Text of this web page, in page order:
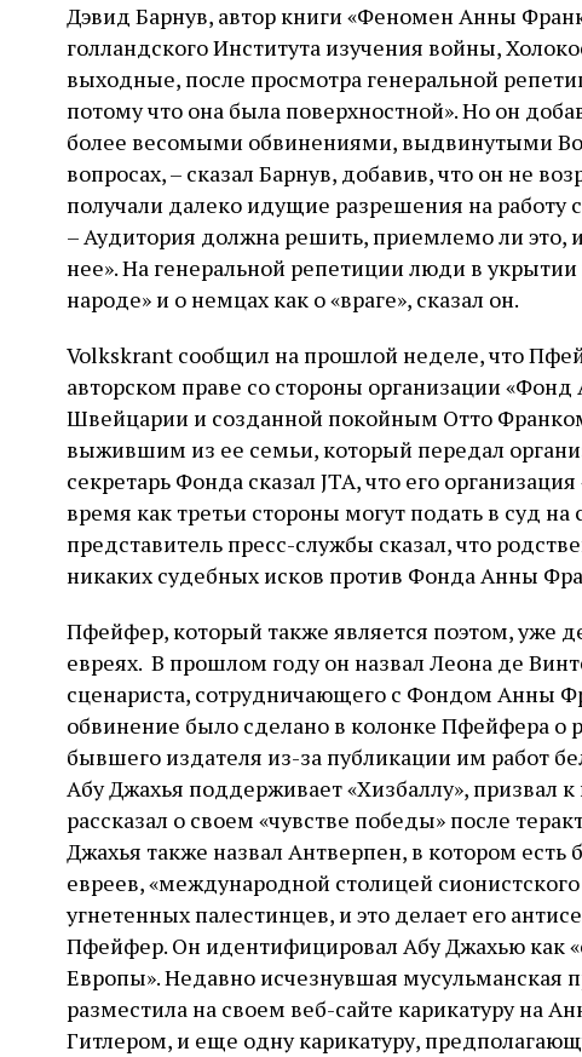
Дэвид Барнув, автор книги «Феномен Анны
голландского Института изучения войны,
выходные, после просмотра генеральной
потому что она была поверхностной». Но он
более весомыми обвинениями, выдвинутыми
вопросах, – сказал Барнув, добавив, что он не
получали далеко идущие разрешения на
– Аудитория должна решить, приемлемо ли это,
нее». На генеральной репетиции люди в
народе» и о немцах как о «враге», сказал он.
Volkskrant сообщил на прошлой неделе, что
авторском праве со стороны организации
Швейцарии и созданной покойным Отто
выжившим из ее семьи, который передал
секретарь Фонда сказал JTA, что его
время как третьи стороны могут подать в суд на
представитель пресс-службы сказал, что
никаких судебных исков против Фонда Анны
Пфейфер, который также является поэтом, уже
евреях. В прошлом году он назвал Леона де
сценариста, сотрудничающего с Фондом Анны
обвинение было сделано в колонке Пфейфера о
бывшего издателя из-за публикации им работ
Абу Джахья поддерживает «Хизбаллу», призвал
рассказал о своем «чувстве победы» после
Джахья также назвал Антверпен, в котором
евреев, «международной столицей
угнетенных палестинцев, и это делает его
Пфейфер. Он идентифицировал Абу Джахью как
Европы». Недавно исчезнувшая мусульманская
разместила на своем веб-сайте карикатуру на
Гитлером, и еще одну карикатуру,